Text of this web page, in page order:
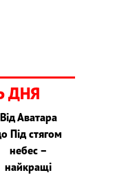
ДНЯ
Від Аватара
Під стягом
небес –
найкращі